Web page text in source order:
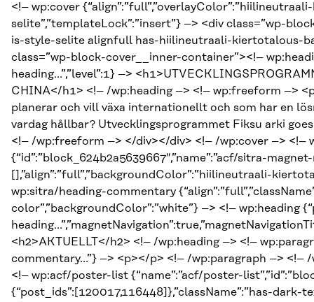
<!– wp:cover
selite”,”templateLock”:”insert”} –> <div class=”wp-
is-style-selite alignfull has-hiilineutraali-kiertotalous-
class=”wp-block-cover__inner-container”><!–
heading…”,”level”:1} –>
CHINA</h1> <!– /wp:heading –> <!– wp:freeform –>
planerar och vill växa internationellt och som har en
vardag hållbar? Utvecklingsprogrammet Fiksu arki
<!– /wp:freeform –> </div></div> <!– /wp:cover –> <!–
{“id”:”block_624b2a5639667″,”name”:”acf/sitra-magnet-
[],”align”:”full”,”backgroundColor”:”hiilineutraali-
wp:sitra/heading-commentary
color”,”backgroundColor”:”white”} –> <!– wp:heading
<h2>AKTUELLT</h2> <!– /wp:heading –> <!–
commentary…”} –> <p></p> <!– /wp:paragraph –> <!–
<!– wp:acf/poster-list {“name”:”acf/poster-
{“post_ids”:[120017,116448]},”className”:”has-dark-